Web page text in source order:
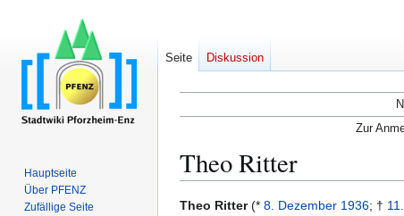
Zur
Theo Ritter
Zur
Zur
Theo Ritter(* 8. Dezember 1936; †
Seite Diskussion
Hauptseite
Über PFENZ
Zufällige Seite